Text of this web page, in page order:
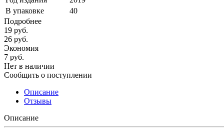
В упаковке
40
Подробнее
19 руб.
26 руб.
Экономия
7 руб.
Нет в наличии
Сообщить о поступлении
Описание
Отзывы
Описание